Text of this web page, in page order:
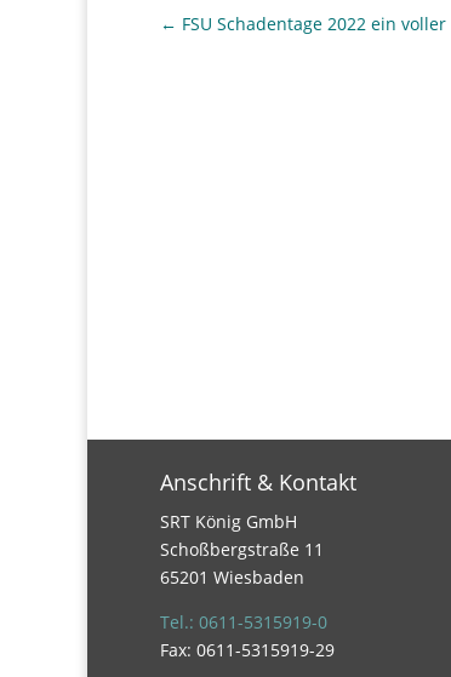
← FSU Schadentage 2022 ein
Anschrift & Kontakt
SRT König GmbH
Schoßbergstraße 11
65201 Wiesbaden
Tel.: 0611-5315919-0
Fax: 0611-5315919-29